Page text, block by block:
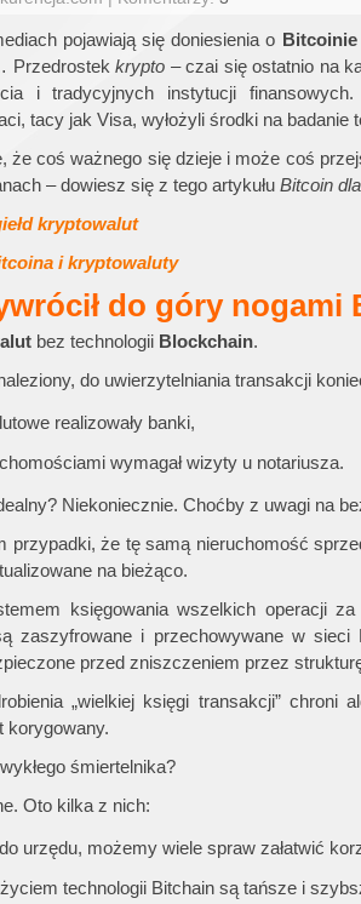
pojawiają się doniesienia o Bitcoinie
Przedrostekkrypto –czai się ostatnio na
i tradycyjnych instytucji
tacy jak Visa, wyłożyli środki na
że coś ważnego się dzieje i może coś
– dowiesz się z tego artykułu Bitcoin
kryptowalut
i kryptowaluty
do góry nogami
bez technologii Blockchain.
do uwierzytelniania transakcji
realizowały banki,
wymagał wizyty u notariusza.
Niekoniecznie. Choćby z uwagi na
przypadki, że tę samą nieruchomość
na bieżąco.
księgowania wszelkich operacji
zaszyfrowane i przechowywane w
przed zniszczeniem przez
„wielkiej księgi transakcji”
korygowany.
śmiertelnika?
Oto kilka z nich:
urzędu, możemy wiele spraw załatwić
technologii Bitchain są tańsze i